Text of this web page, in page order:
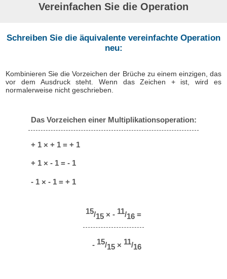
Vereinfachen Sie die Operation
Schreiben Sie die äquivalente vereinfachte Operation
neu:
Kombinieren Sie die Vorzeichen der Brüche zu einem einzigen, das
vor dem Ausdruck steht. Wenn das Zeichen + ist, wird es
normalerweise nicht geschrieben.
Das Vorzeichen einer Multiplikationsoperation:
+ 1 × + 1 = + 1
+ 1 × - 1 = - 1
- 1 × - 1 = + 1
15/15 × - 11/16 =
- 15/15 × 11/16